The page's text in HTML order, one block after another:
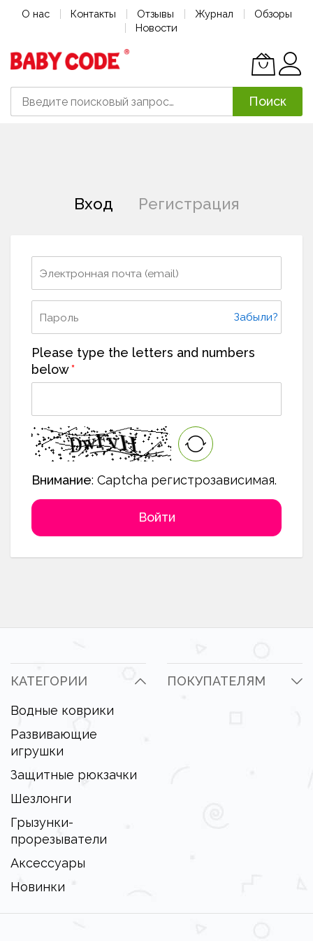
О нас Контакты Отзывы Журнал
Обзоры
Новости
Поиск
Вход Регистрация
Забыли?
Please type the letters and numbers
below
Внимание: Captcha регистрозависимая.
Войти
КАТЕГОРИИ
Водные коврики
Развивающие
игрушки
Защитные рюкзачки
Шезлонги
Грызунки-
прорезыватели
Аксессуары
Новинки
ПОКУПАТЕЛЯМ